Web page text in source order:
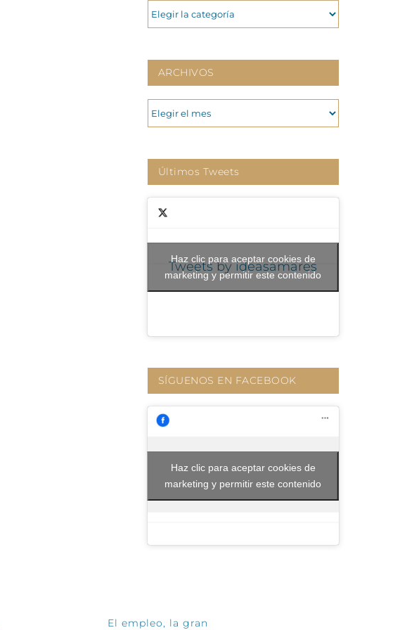
CATEGORIAS
ARCHIVOS
ARCHIVOS
Últimos Tweets
Tweets by ideasamares
Haz clic para aceptar cookies de
marketing y permitir este contenido
SÍGUENOS EN FACEBOOK
Haz clic para aceptar cookies de
marketing y permitir este contenido
El empleo, la gran